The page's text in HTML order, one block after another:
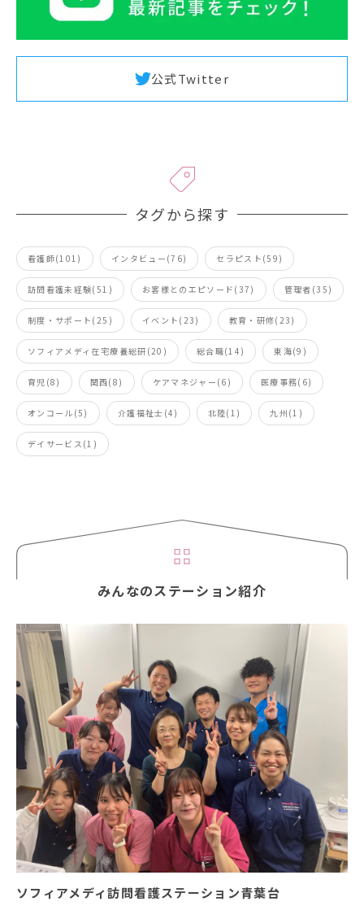
公式Twitter
タグから探す
看護師(101) インタビュー(76) セラピスト(59)
訪問看護未経験(51) お客様とのエピソード(37) 管理者(35)
制度・サポート(25) イベント(23) 教育・研修(23)
ソフィアメディ在宅療養総研(20) 総合職(14) 東海(9)
育児(8) 関西(8) ケアマネジャー(6) 医療事務(6)
オンコール(5) 介護福祉士(4) 北陸(1) 九州(1)
デイサービス(1)
みんなのステーション紹介
ソフィアメディ訪問看護ステーション青葉台